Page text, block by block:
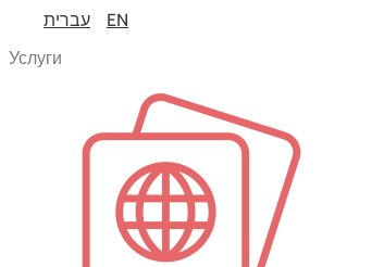
עברית
EN
Услуги